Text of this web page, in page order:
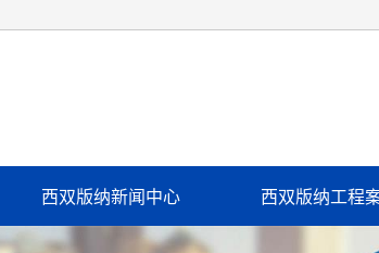
西双版纳新闻中心 西双版纳工程